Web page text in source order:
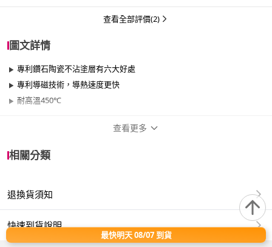
查看全部評價(2)
圖文詳情
專利鑽石陶瓷不沾塗層有六大好處
專利導磁技術，導熱速度更快
耐高溫450℃
尺寸
材質 其他合金
查看更多
相關分類
退換貨須知
快速到貨說明
最快明天 08/07 到貨